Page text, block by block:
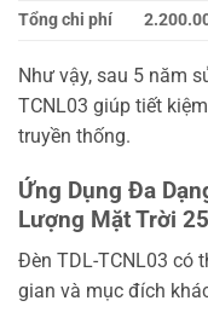
Tổng chi phí
Như vậy, sau 5 năm
TCNL03 giúp tiết
truyền thống.
Ứng Dụng Đa
Lượng Mặt Trời
Đèn TDL-TCNL03 có
gian và mục đích